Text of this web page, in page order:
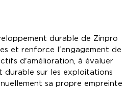
durable de Zinpro
et renforce l'engagement de
d'amélioration, à évaluer
durable sur les exploitations
sa propre empreinte